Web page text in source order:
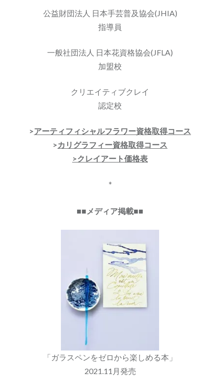
公益財団法人 日本手芸普及協会(JHIA)
指導員
一般社団法人 日本花資格協会(JFLA)
加盟校
クリエイティブクレイ
認定校
>アーティフィシャルフラワー資格取得コース
>カリグラフィー資格取得コース
>クレイアート価格表
*
■■メディア掲載■■
「ガラスペンをゼロから楽しめる本」
2021.11月発売